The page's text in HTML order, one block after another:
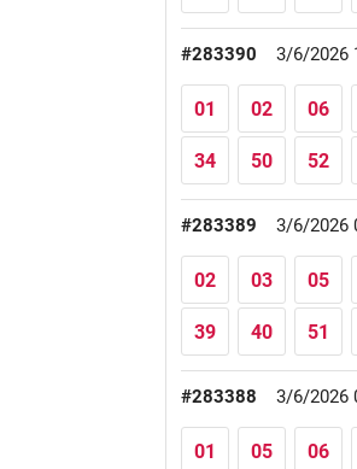
#283390 3/6/2026
01 02 06
34 50 52
#283389 3/6/2026
02 03 05
39 40 51
#283388 3/6/2026
01 05 06